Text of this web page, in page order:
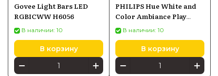
Govee Light Bars LED
RGBICWW H6056
В наличии: 10
В корзину
PHILIPS Hue White and
Color Ambiance Play
Черный 7820330P7
В наличии: 10
В корзину